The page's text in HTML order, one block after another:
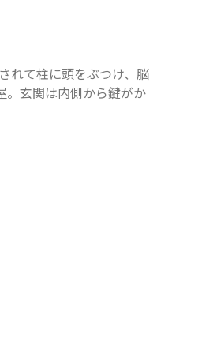
れて柱に頭をぶつけ、脳
。玄関は内側から鍵がか